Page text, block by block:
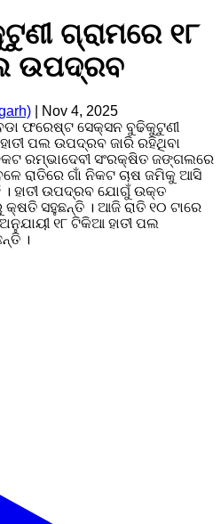
ଗ୍ରାମରେ ୧୮
ଉପଦ୍ରବ
Nov 4, 2025
ଫରେଷ୍ଟ ସେକ୍ସନ ବୁଢିକୁଟୁଣୀ
ପଲ ଉପଦ୍ରବ ଜାରି ରହିଥିବା
ରମ୍ଭାଦେବୀ ସଂରକ୍ଷିତ ଜଙ୍ଗଲରେ
ରାତିରେ ଗାଁ ନିକଟ ଚାଷ ଜମିକୁ ଆସି
ହାତୀ ଉପଦ୍ରବ ଯୋଗୁଁ ଉକ୍ତ
କ୍ଷତି ସହୁଛନ୍ତି । ଆଜି ରାତି ୧୦ ଟାରେ
୧୮ ଟିକିଆ ହାତୀ ପଲ
।